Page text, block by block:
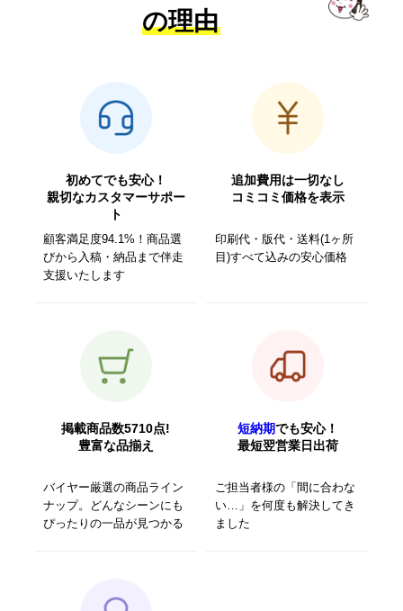
の理由
初めてでも安心！
親切なカスタマーサポー
ト
顧客満足度94.1%！商品選
びから入稿・納品まで伴走
支援いたします
追加費用は一切なし
コミコミ価格を表示
印刷代・版代・送料(1ヶ所
目)すべて込みの安心価格
掲載商品数5710点!
豊富な品揃え
バイヤー厳選の商品ライン
ナップ。どんなシーンにも
ぴったりの一品が見つかる
短納期でも安心！
最短翌営業日出荷
ご担当者様の「間に合わな
い…」を何度も解決してき
ました